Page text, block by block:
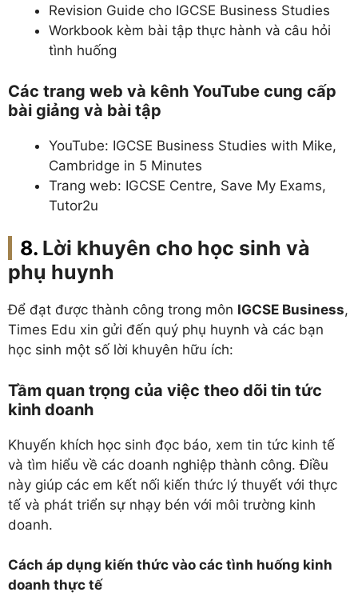
Revision Guide cho IGCSE Business Studies
Workbook kèm bài tập thực hành và câu hỏi
tình huống
Các trang web và kênh YouTube cung cấp
bài giảng và bài tập
YouTube: IGCSE Business Studies with Mike,
Cambridge in 5 Minutes
Trang web: IGCSE Centre, Save My Exams,
Tutor2u
Lời khuyên cho học sinh và
phụ huynh
Để đạt được thành công trong môn IGCSE Business,
Times Edu xin gửi đến quý phụ huynh và các bạn
học sinh một số lời khuyên hữu ích:
Tầm quan trọng của việc theo dõi tin tức
kinh doanh
Khuyến khích học sinh đọc báo, xem tin tức kinh tế
và tìm hiểu về các doanh nghiệp thành công. Điều
này giúp các em kết nối kiến thức lý thuyết với thực
tế và phát triển sự nhạy bén với môi trường kinh
doanh.
Cách áp dụng kiến thức vào các tình huống kinh
doanh thực tế